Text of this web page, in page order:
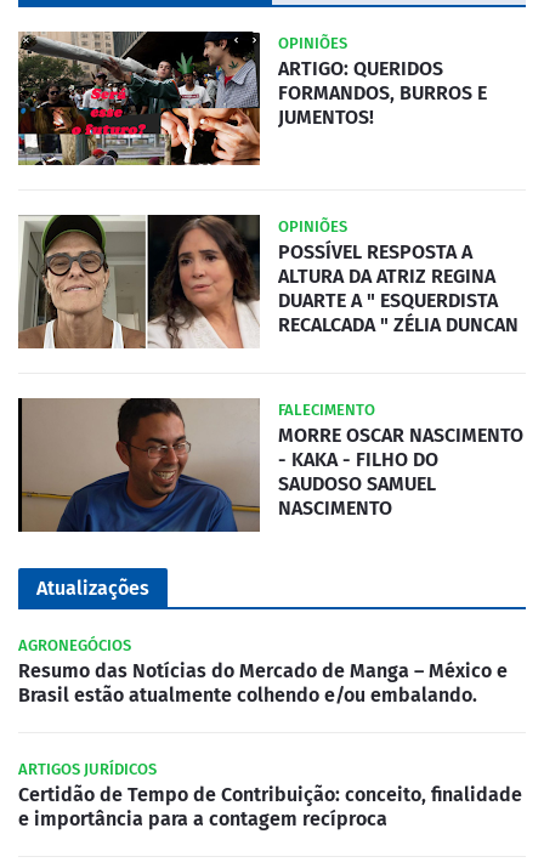
OPINIÕES
ARTIGO: QUERIDOS
FORMANDOS, BURROS E
JUMENTOS!
OPINIÕES
POSSÍVEL RESPOSTA A
ALTURA DA ATRIZ REGINA
DUARTE A " ESQUERDISTA
RECALCADA " ZÉLIA DUNCAN
FALECIMENTO
MORRE OSCAR NASCIMENTO
- KAKA - FILHO DO
SAUDOSO SAMUEL
NASCIMENTO
Atualizações
AGRONEGÓCIOS
Resumo das Notícias do Mercado de Manga – México e
Brasil estão atualmente colhendo e/ou embalando.
ARTIGOS JURÍDICOS
Certidão de Tempo de Contribuição: conceito, finalidade
e importância para a contagem recíproca